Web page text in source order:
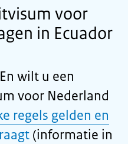
voor
in Ecuador
wilt u een
voor Nederland
regels gelden en
(informatie in